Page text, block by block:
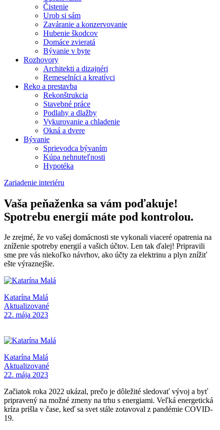
Čistenie
Urob si sám
Zaváranie a konzervovanie
Hubenie škodcov
Domáce zvieratá
Bývanie v byte
Rozhovory
Architekti a dizajnéri
Remeselníci a kreatívci
Reko a prestavba
Rekonštrukcia
Stavebné práce
Podlahy a dlažby
Vykurovanie a chladenie
Okná a dvere
Bývanie
Sprievodca bývaním
Kúpa nehnuteľnosti
Hypotéka
Zariadenie interiéru
Vaša peňaženka sa vám poďakuje!
Spotrebu energií máte pod kontrolou.
Je zrejmé, že vo vašej domácnosti ste vykonali viaceré opatrenia na
zníženie spotreby energií a vašich účtov. Len tak ďalej! Pripravili
sme pre vás niekoľko návrhov, ako účty za elektrinu a plyn znížiť
ešte výraznejšie.
Katarína Malá
Aktualizované
22. mája 2023
Katarína Malá
Aktualizované
22. mája 2023
Začiatok roka 2022 ukázal, prečo je dôležité sledovať vývoj a byť
pripravený na možné zmeny na trhu s energiami. Veľká energetická
kríza prišla v čase, keď sa svet stále zotavoval z pandémie COVID-
19.